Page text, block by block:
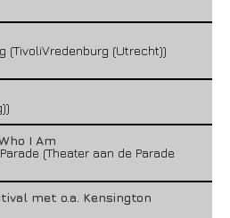
(TivoliVredenburg (Utrecht))
I Am
(Theater aan de Parade
met o.a. Kensington